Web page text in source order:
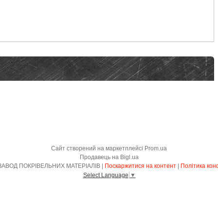
Сайт створений на маркетплейсі Prom.ua
Продавець на Bigl.ua
Поскаржитися на контент
Політика
Select Language ▼